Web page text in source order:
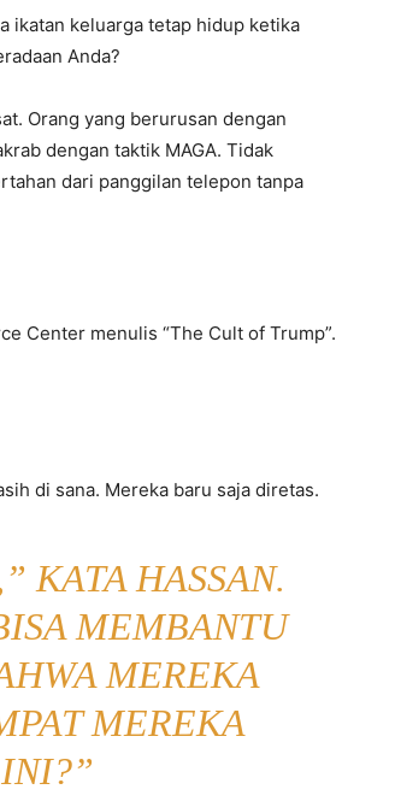
ikatan keluarga tetap hidup ketika
Anda?
Orang yang berurusan dengan
dengan taktik MAGA. Tidak
dari panggilan telepon tanpa
Center menulis “The Cult of Trump”.
di sana. Mereka baru saja diretas.
KATA HASSAN.
MEMBANTU
MEREKA
MEREKA